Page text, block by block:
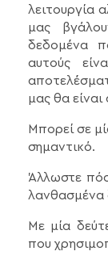
λειτουργία
μας
δεδομένα
αυτούς
μας θα είναι
Μπορεί σε
σημαντικό.
Άλλωστε
λανθασμένα
Με μία
που